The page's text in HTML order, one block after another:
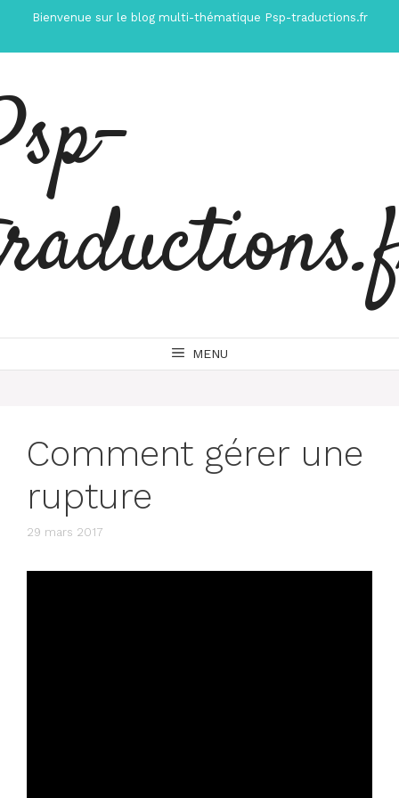
contenu
Bienvenue sur le blog multi-thématique Psp-traductions.fr
MENU
Comment gérer une
rupture
29 mars 2017